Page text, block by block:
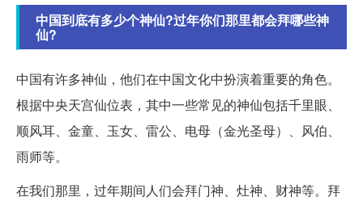
中国到底有多少个神仙?过年你们那里都会拜哪些神
仙?
中国有许多神仙，他们在中国文化中扮演着重要的角色。
根据中央天宫仙位表，其中一些常见的神仙包括千里眼、
顺风耳、金童、玉女、雷公、电母（金光圣母）、风伯、
雨师等。
在我们那里，过年期间人们会拜门神、灶神、财神等。拜